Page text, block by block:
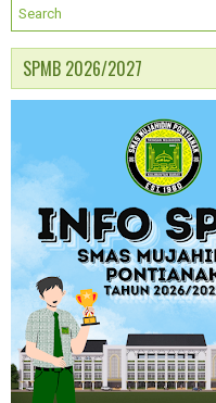
SPMB 2026/2027